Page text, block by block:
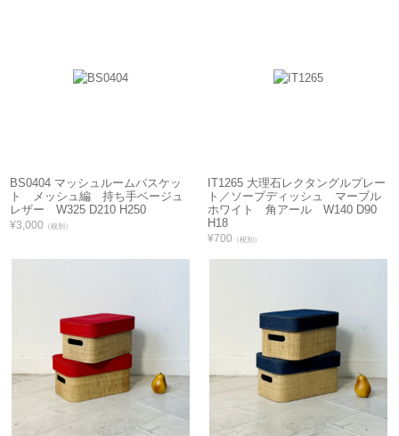
BS0404 マッシュルームバスケッ
ト メッシュ編 持ち手ベージュ
レザー W325 D210 H250
¥3,000 （税別）
IT1265 大理石レクタングルプレー
ト／ソープディッシュ マーブル
ホワイト 角アール W140 D90
H18
¥700 （税別）